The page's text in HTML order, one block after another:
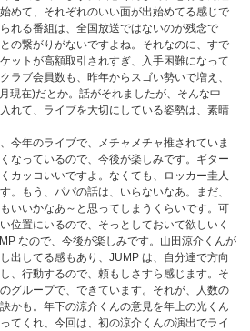
めて、それぞれのいい面が出始めてる感じで
れる番組は、全国放送ではないのが残念で
の繋がりがないですよね。それなのに、すで
ットが高額取引されすぎ、入手困難になって
ラブ会員数も、昨年からスゴい勢いで増え、
現在)だとか。話がそれましたが、そんな中
れて、ライブを大切にしている姿勢は、素晴
今年のライブで、メチャメチャ推されていま
なっているので、今後が楽しみです。ギター
カッコいいですよ。なくても、ロッカー圭人
。もう、パパの話は、いらないなあ。まだ、
いいかなあ～と思ってしまうくらいです。可
位置にいるので、そっとしておいて欲しいく
なので、今後が楽しみです。山田涼介くんが
出してる感もあり、JUMP は、自分達で方向
、行動するので、頼もしさすら感じます。そ
グループで、できています。それが、人数の
かも。年下の涼介くんの意見を年上の光くん
てくれ、今回は、初の涼介くんの演出でライ